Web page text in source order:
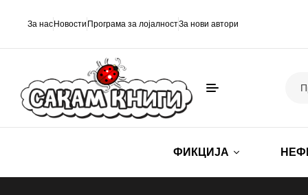
За нас Новости Програма за лојалностЗа нови автори
ФИКЦИЈА